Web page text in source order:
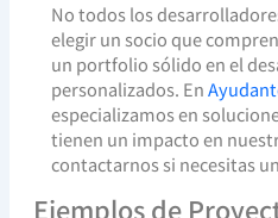
No todos los
elegir un socio que
un portfolio sólido en el
personalizados. En
especializamos en
tienen un impacto en
contactarnos si necesitas
Ejemplos de